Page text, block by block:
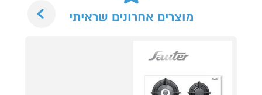
מוצרים אחרונים שראיתי